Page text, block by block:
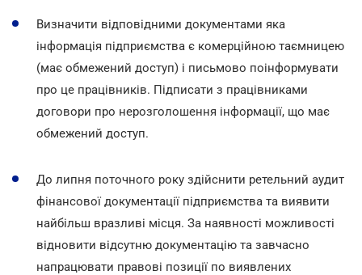
Визначити відповідними документами яка
інформація підприємства є комерційною таємницею
(має обмежений доступ) і письмово поінформувати
про це працівників. Підписати з працівниками
договори про нерозголошення інформації, що має
обмежений доступ.
До липня поточного року здійснити ретельний аудит
фінансової документації підприємства та виявити
найбільш вразливі місця. За наявності можливості
відновити відсутню документацію та завчасно
напрацювати правові позиції по виявлених